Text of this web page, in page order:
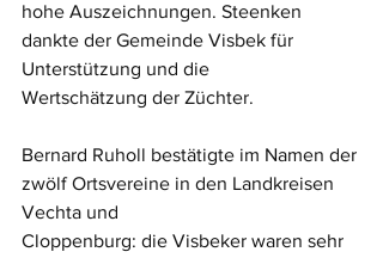
hohe Auszeichnungen. Steenken
dankte der Gemeinde Visbek für
Unterstützung und die
Wertschätzung der Züchter.
Bernard Ruholl bestätigte im Namen der
zwölf Ortsvereine in den Landkreisen
Vechta und
Cloppenburg: die Visbeker waren sehr